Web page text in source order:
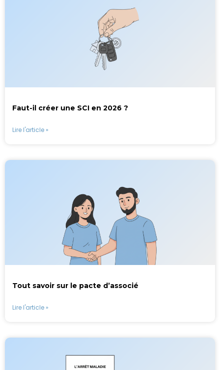
Faut-il créer une SCI en 2026 ?
Lire l'article »
Tout savoir sur le pacte d’associé
Lire l'article »